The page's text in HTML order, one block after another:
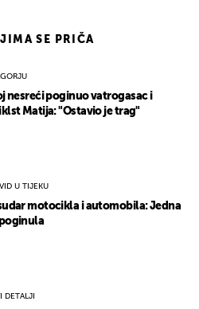
SE PRIČA
nesreći poginuo vatrogasac i
Matija: "Ostavio je trag"
U TIJEKU
motocikla i automobila: Jedna
DETALJI